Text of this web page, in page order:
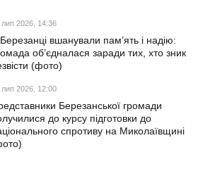
лип 2026, 14:36
вшанували пам’ять і надію:
об’єдналася заради тих, хто зник
(фото)
лип 2026, 12:00
Березанської громади
до курсу підготовки до
спротиву на Миколаївщині